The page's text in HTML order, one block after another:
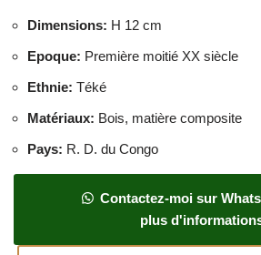
Dimensions: H 12 cm
Epoque: Première moitié XX siècle
Ethnie: Téké
Matériaux: Bois, matière composite
Pays: R. D. du Congo
Contactez-moi sur
plus